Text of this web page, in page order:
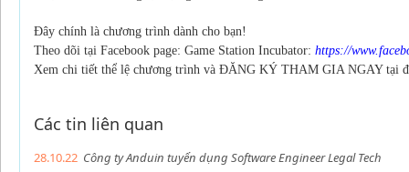
Đây chính là chương trình dành cho bạn!
Theo dõi tại Facebook page: Game Station Incubator: https://
Xem chi tiết thể lệ chương trình và ĐĂNG KÝ THAM GIA NGAY tại
Các tin liên quan
28.10.22 Công ty Anduin tuyển dụng Software Engineer Legal Tech